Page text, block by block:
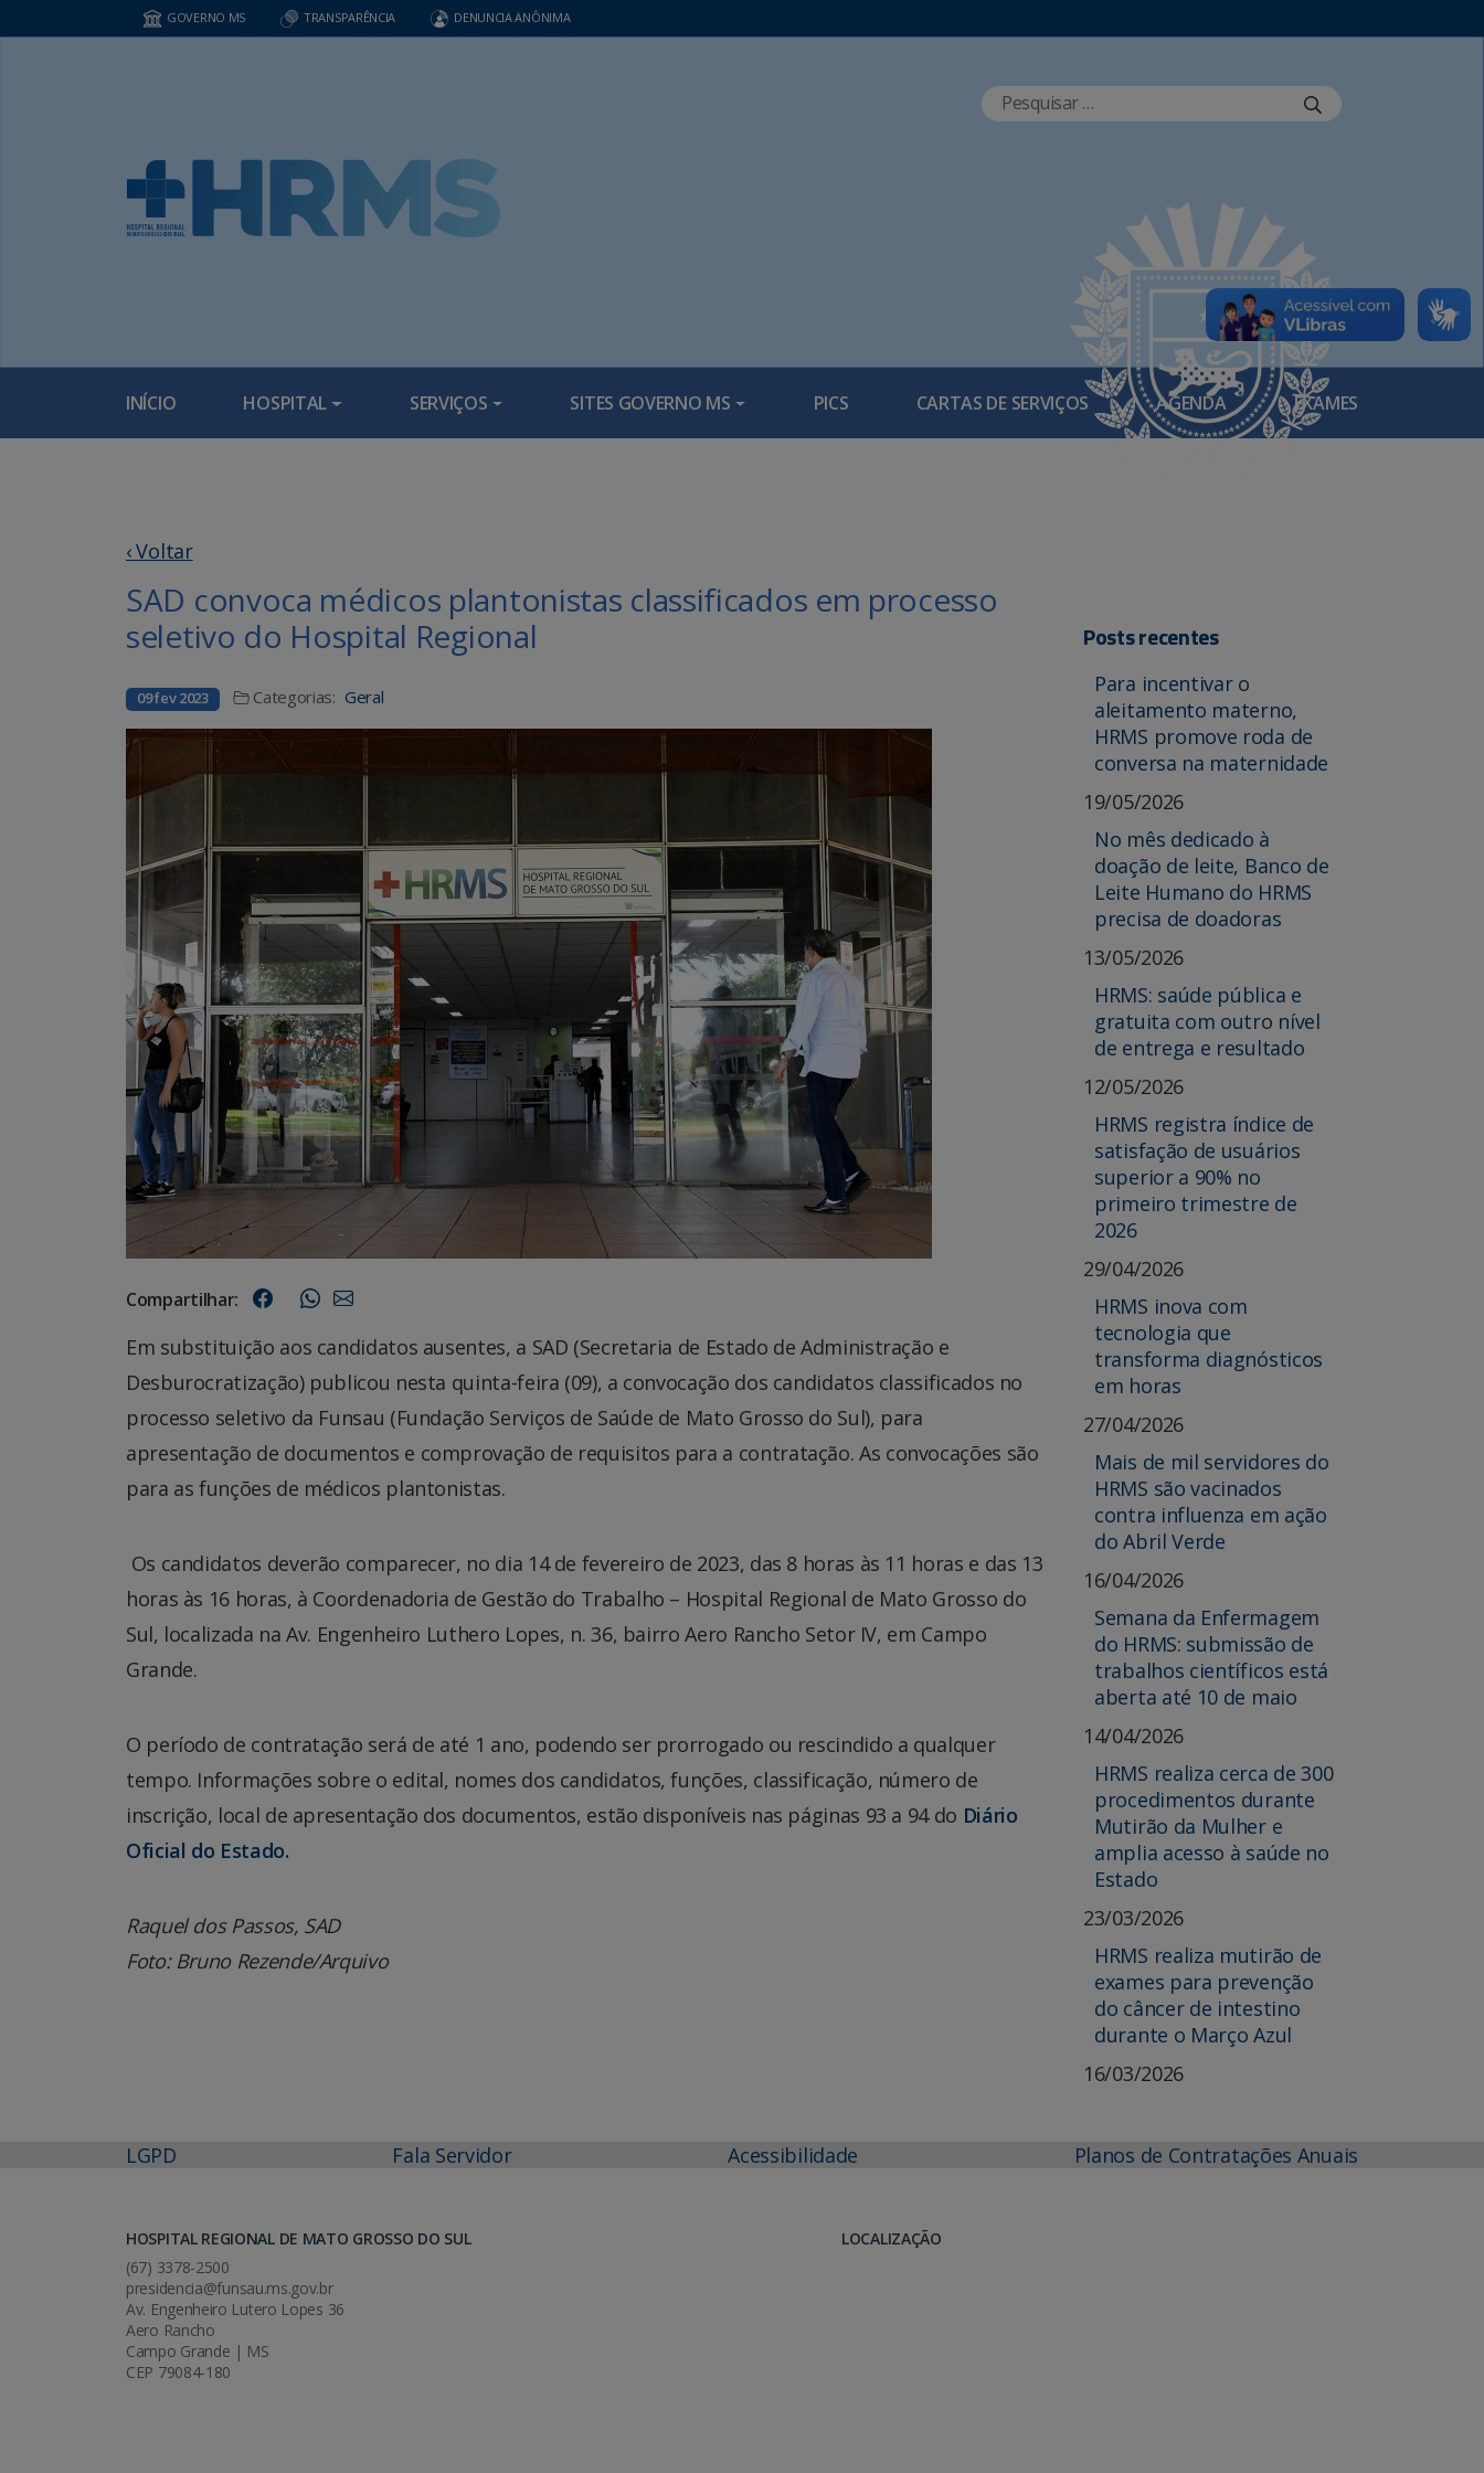
GOVERNO MS TRANSPARÊNCIA DENUNCIA ANÔNIMA
INÍCIO HOSPITAL SERVIÇOS SITES GOVERNO MS PICS CARTAS DE SERVIÇOS AGENDA EXAMES
‹ Voltar
SAD convoca médicos plantonistas classificados em processo
seletivo do Hospital Regional
09 fev 2023 Categorias: Geral
Compartilhar:
Em substituição aos candidatos ausentes, a SAD (Secretaria de Estado de Administração e
Desburocratização) publicou nesta quinta-feira (09), a convocação dos candidatos classificados no
processo seletivo da Funsau (Fundação Serviços de Saúde de Mato Grosso do Sul), para
apresentação de documentos e comprovação de requisitos para a contratação. As convocações são
para as funções de médicos plantonistas.
Os candidatos deverão comparecer, no dia 14 de fevereiro de 2023, das 8 horas às 11 horas e das 13
horas às 16 horas, à Coordenadoria de Gestão do Trabalho – Hospital Regional de Mato Grosso do
Sul, localizada na Av. Engenheiro Luthero Lopes, n. 36, bairro Aero Rancho Setor IV, em Campo
Grande.
O período de contratação será de até 1 ano, podendo ser prorrogado ou rescindido a qualquer
tempo. Informações sobre o edital, nomes dos candidatos, funções, classificação, número de
inscrição, local de apresentação dos documentos, estão disponíveis nas páginas 93 a 94 do Diário
Oficial do Estado.
Raquel dos Passos, SAD
Foto: Bruno Rezende/Arquivo
Posts recentes
Para incentivar o
aleitamento materno,
HRMS promove roda de
conversa na maternidade
19/05/2026
No mês dedicado à
doação de leite, Banco de
Leite Humano do HRMS
precisa de doadoras
13/05/2026
HRMS: saúde pública e
gratuita com outro nível
de entrega e resultado
12/05/2026
HRMS registra índice de
satisfação de usuários
superior a 90% no
primeiro trimestre de
2026
29/04/2026
HRMS inova com
tecnologia que
transforma diagnósticos
em horas
27/04/2026
Mais de mil servidores do
HRMS são vacinados
contra influenza em ação
do Abril Verde
16/04/2026
Semana da Enfermagem
do HRMS: submissão de
trabalhos científicos está
aberta até 10 de maio
14/04/2026
HRMS realiza cerca de 300
procedimentos durante
Mutirão da Mulher e
amplia acesso à saúde no
Estado
23/03/2026
HRMS realiza mutirão de
exames para prevenção
do câncer de intestino
durante o Março Azul
16/03/2026
LGPD Fala Servidor Acessibilidade Planos de Contratações Anuais
HOSPITAL REGIONAL DE MATO GROSSO DO SUL
(67) 3378-2500
presidencia@funsau.ms.gov.br
Av. Engenheiro Lutero Lopes 36
Aero Rancho
Campo Grande | MS
CEP 79084-180
LOCALIZAÇÃO